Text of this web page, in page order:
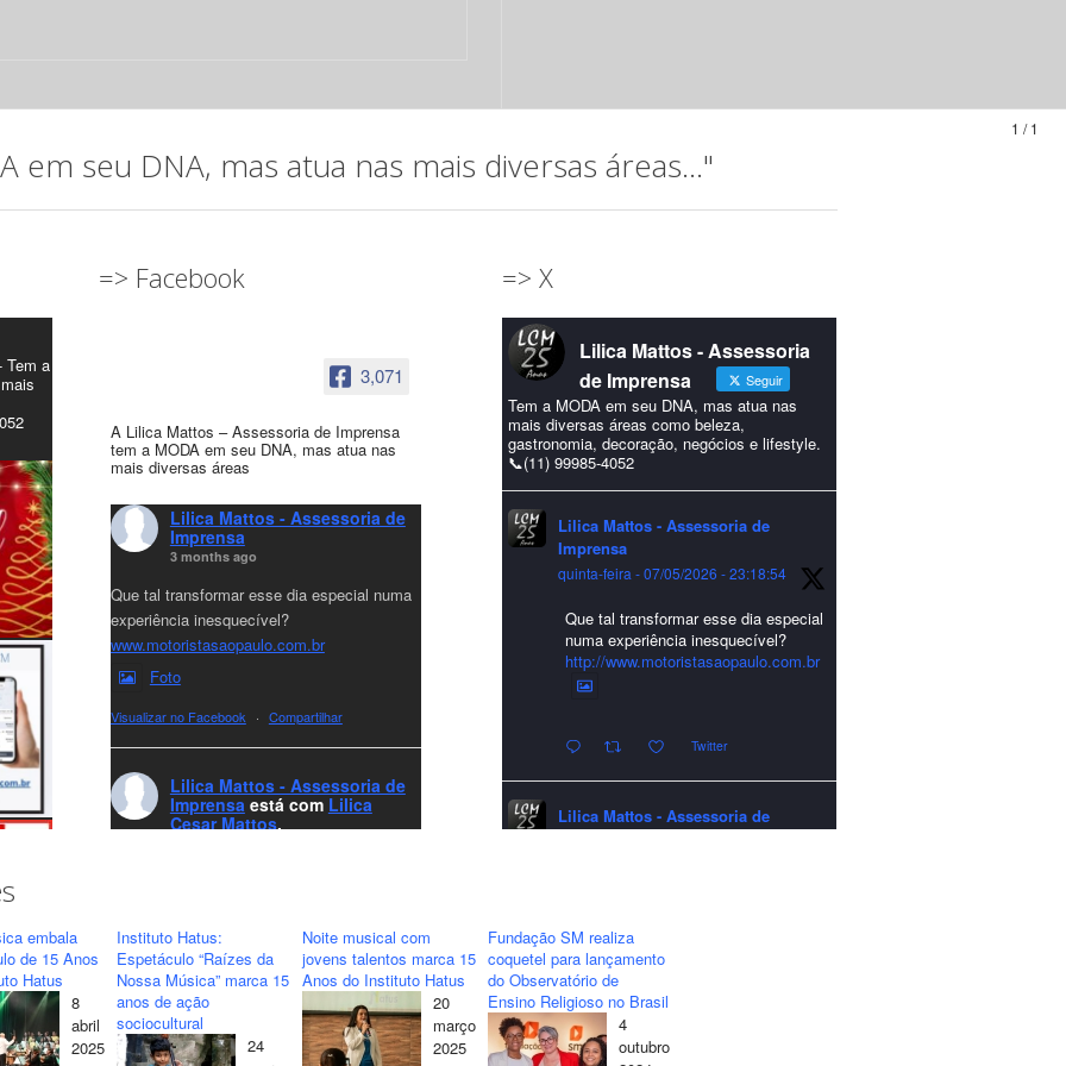
1 / 1
em seu DNA, mas atua nas mais diversas áreas..."
Tem a
=> Facebook
3,071
A Lilica Mattos – Assessoria de Imprensa
tem a MODA em seu DNA, mas atua nas
mais diversas áreas
Lilica Mattos - Assessoria de
Imprensa
3 months ago
Que tal transformar esse dia especial numa
experiência inesquecível?
www.motoristasaopaulo.com.br
Foto
Visualizar no Facebook · Compartilhar
Lilica Mattos - Assessoria de
Imprensa está com Lilica
Cesar Mattos.
realizações para todos clientes, jornalistas e
amigos que sempre nos acompanham!🎄✨
🥂❤️
#lcmassessoria
#natal
#merrychristmas #felizanonovo
=> X
Lilica Mattos - Assessoria
de Imprensa
Seguir
Tem a MODA em seu DNA, mas atua nas
mais diversas áreas como beleza,
gastronomia, decoração, negócios e lifestyle.
📞(11) 99985-4052
Lilica Mattos - Assessoria de
Imprensa
quinta-feira - 07/05/2026 - 23:18:54
Que tal transformar esse dia especial
numa experiência inesquecível?
http://www.motoristasaopaulo.com.br
Twitter
Lilica Mattos - Assessoria de
excelente Natal e um 2026 repleto de
conquistas e realizações para todos
clientes, jornalistas e amigos que
sempre nos acompanham!🎄✨🥂❤️
#lcmassessoria
#merrychristmas
embala
de 15 Anos
Hatus
8
abril
2025
Instituto Hatus:
Espetáculo “Raízes da
Nossa Música” marca 15
anos de ação
sociocultural
24
Noite musical com
jovens talentos marca 15
Anos do Instituto Hatus
20
março
2025
Fundação SM realiza
coquetel para lançamento
do Observatório de
Ensino Religioso no Brasil
4
outubro